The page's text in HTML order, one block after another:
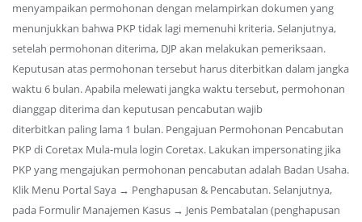
menyampaikan permohonan dengan melampirkan dokumen yang
menunjukkan bahwa PKP tidak lagi memenuhi kriteria. Selanjutnya,
setelah permohonan diterima, DJP akan melakukan pemeriksaan.
Keputusan atas permohonan tersebut harus diterbitkan dalam jangka
waktu 6 bulan. Apabila melewati jangka waktu tersebut, permohonan
dianggap diterima dan keputusan pencabutan wajib
diterbitkan paling lama 1 bulan. Pengajuan Permohonan Pencabutan
PKP di Coretax Mula-mula login Coretax. Lakukan impersonating jika
PKP yang mengajukan permohonan pencabutan adalah Badan Usaha.
Klik Menu Portal Saya → Penghapusan & Pencabutan. Selanjutnya,
pada Formulir Manajemen Kasus → Jenis Pembatalan (penghapusan